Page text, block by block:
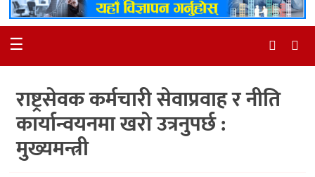
मनोरञ्जन
अन्तर्वार्ता
समाज
रोचक
☰
राष्ट्रसेवक कर्मचारी सेवाप्रवाह र नीति
कार्यान्वयनमा खरो उत्रनुपर्छ :
मुख्यमन्त्री